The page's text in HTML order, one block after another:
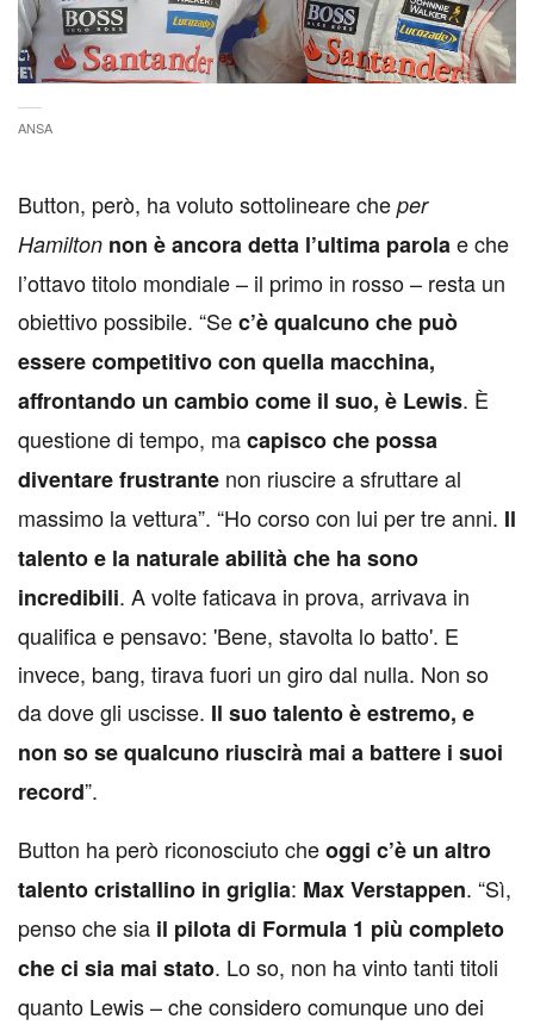
ANSA
Button, però, ha voluto sottolineare che per
Hamilton non è ancora detta l’ultima parolae che
l’ottavo titolo mondiale – il primo in rosso – resta un
obiettivo possibile. “Sec’è qualcuno che può
essere competitivo con quella macchina,
affrontando un cambio come il suo, è Lewis. È
questione di tempo, macapisco che possa
diventare frustrante non riuscire a sfruttare al
massimo la vettura”. “Ho corso con lui per tre anni. Il
talento e la naturale abilità che ha sono
incredibili. A volte faticava in prova, arrivava in
qualifica e pensavo: 'Bene, stavolta lo batto'. E
invece, bang, tirava fuori un giro dal nulla. Non so
da dove gli uscisse. Il suo talento è estremo, e
non so se qualcuno riuscirà mai a battere i suoi
record”.
Button ha però riconosciuto cheoggi c’è un altro
talento cristallino in griglia: Max Verstappen. “Sì,
penso che sia il pilota di Formula 1 più completo
che ci sia mai stato. Lo so, non ha vinto tanti titoli
quanto Lewis – che considero comunque uno dei